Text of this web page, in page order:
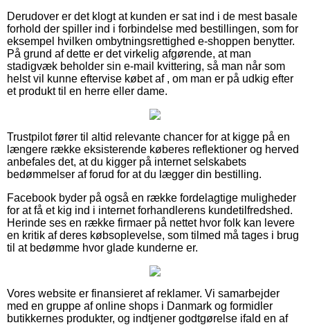
Derudover er det klogt at kunden er sat ind i de mest basale
forhold der spiller ind i forbindelse med bestillingen, som for
eksempel hvilken ombytningsrettighed e-shoppen benytter.
På grund af dette er det virkelig afgørende, at man
stadigvæk beholder sin e-mail kvittering, så man når som
helst vil kunne eftervise købet af , om man er på udkig efter
et produkt til en herre eller dame.
Trustpilot fører til altid relevante chancer for at kigge på en
længere række eksisterende køberes reflektioner og herved
anbefales det, at du kigger på internet selskabets
bedømmelser af forud for at du lægger din bestilling.
Facebook byder på også en række fordelagtige muligheder
for at få et kig ind i internet forhandlerens kundetilfredshed.
Herinde ses en række firmaer på nettet hvor folk kan levere
en kritik af deres købsoplevelse, som tilmed må tages i brug
til at bedømme hvor glade kunderne er.
Vores website er finansieret af reklamer. Vi samarbejder
med en gruppe af online shops i Danmark og formidler
butikkernes produkter, og indtjener godtgørelse ifald en af